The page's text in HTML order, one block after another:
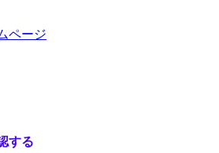
ページ
する